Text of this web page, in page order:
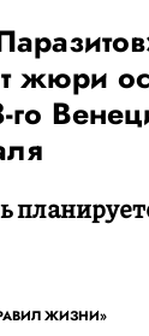
жюри
го
ЖИЗНИ»